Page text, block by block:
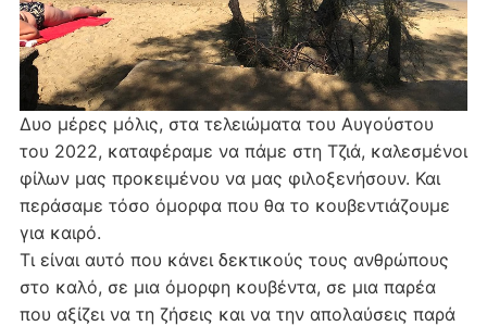
Δυο μέρες μόλις, στα τελειώματα του Αυγούστου
του 2022, καταφέραμε να πάμε στη Τζιά, καλεσμένοι
φίλων μας προκειμένου να μας φιλοξενήσουν. Και
περάσαμε τόσο όμορφα που θα το κουβεντιάζουμε
για καιρό.
Τι είναι αυτό που κάνει δεκτικούς τους ανθρώπους
στο καλό, σε μια όμορφη κουβέντα, σε μια παρέα
που αξίζει να τη ζήσεις και να την απολαύσεις παρά